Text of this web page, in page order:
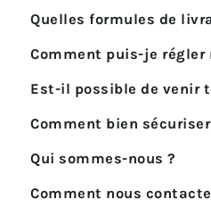
Quelles formules de
Comment puis-je régler
Est-il possible de venir
Comment bien
Qui sommes-nous ?
Comment nous